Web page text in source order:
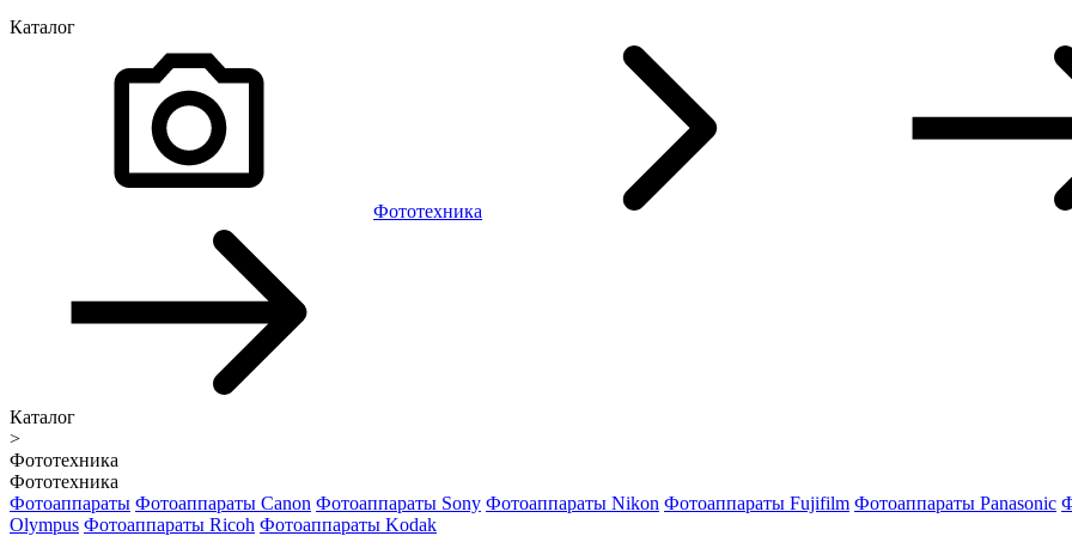
Каталог
Фототехника
Каталог
>
Фототехника
Фототехника
Фотоаппараты Фотоаппараты Canon Фотоаппараты Sony Фотоаппараты Nikon Фотоаппараты Fujifilm Фотоаппараты Panasonic
Olympus Фотоаппараты Ricoh Фотоаппараты Kodak